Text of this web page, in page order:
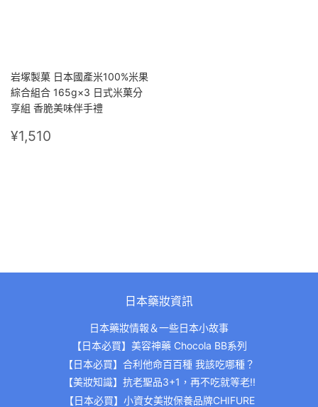
岩塚製菓 日本國產米100%米果
綜合組合 165g×3 日式米菓分
享組 香脆美味伴手禮
定
價
¥1,510
日本藥妝資訊
日本藥妝情報＆一些日本小故事
【日本必買】美容神藥 Chocola BB系列
【日本必買】合利他命百百種 我該吃哪種？
【美妝知識】抗老聖品3+1，再不吃就等老!!
【日本必買】小資女美妝保養品牌CHIFURE